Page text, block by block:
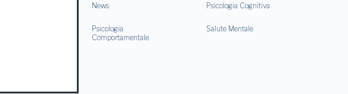
News Psicologia Cognitiva
Psicologia
Comportamentale
Salute Mentale